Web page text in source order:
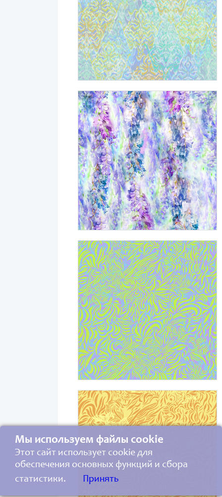
Мы используем файлы cookie
Этот сайт использует cookie для
обеспечения основных функций и сбора
статистики.
Принять